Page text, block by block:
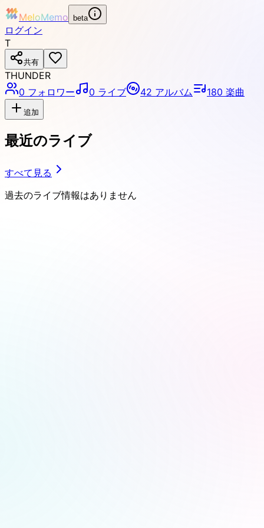
MeloMemo beta
ログイン
T
共有
THUNDER
0 フォロワー 0 ライブ 42 アルバム 180 楽曲
追加
最近のライブ
すべて見る
過去のライブ情報はありません